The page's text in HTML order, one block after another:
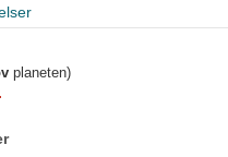
planeten)